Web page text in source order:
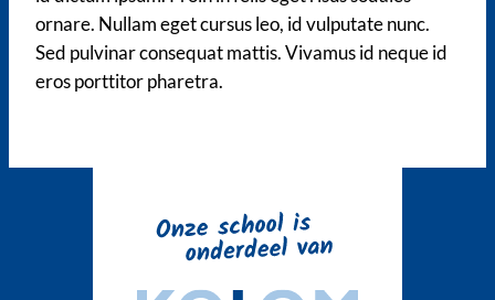
ornare. Nullam eget cursus leo, id vulputate nunc.
Sed pulvinar consequat mattis. Vivamus id neque id
eros porttitor pharetra.